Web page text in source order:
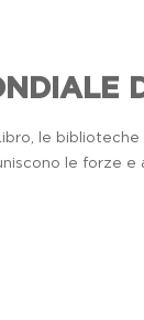
le
le forze e